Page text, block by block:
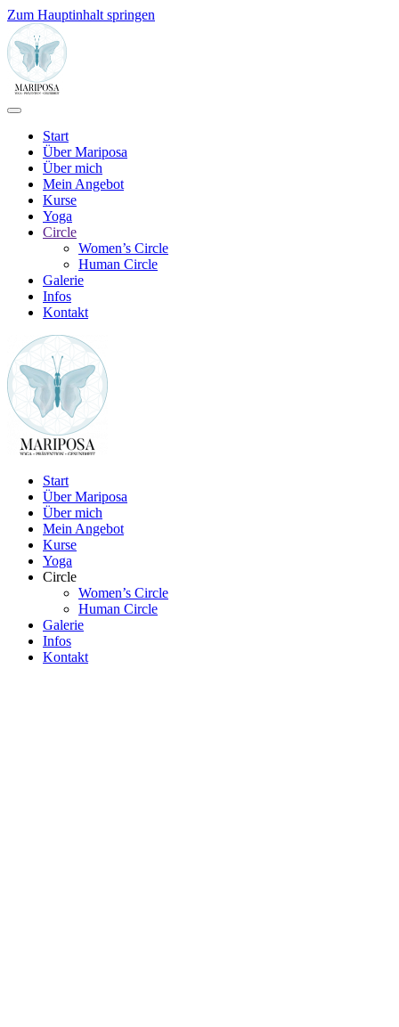
Zum Hauptinhalt springen
Start
Über Mariposa
Über mich
Mein Angebot
Kurse
Yoga
Circle
Women’s Circle
Human Circle
Galerie
Infos
Kontakt
Start
Über Mariposa
Über mich
Mein Angebot
Kurse
Yoga
Circle
Women’s Circle
Human Circle
Galerie
Infos
Kontakt